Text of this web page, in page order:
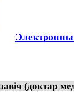
(доктар